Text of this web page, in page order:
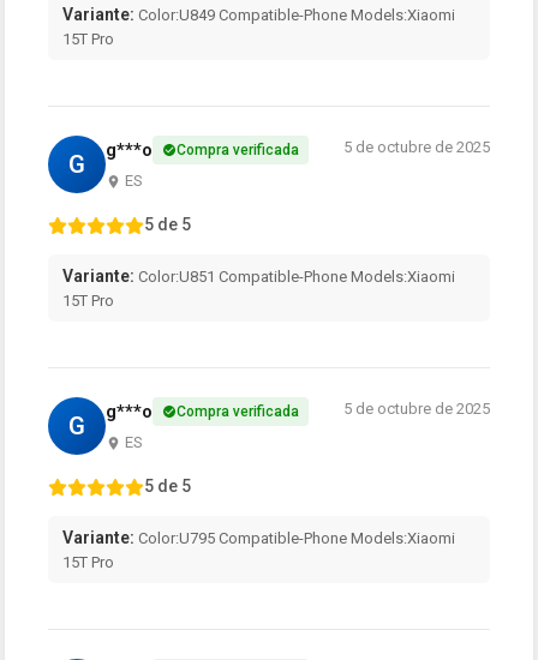
Variante: Color:U849 Compatible-Phone Models:Xiaomi
15T Pro
G g***o Compra verificada
ES
5 de octubre de 2025
5 de 5
Variante: Color:U851 Compatible-Phone Models:Xiaomi
15T Pro
G g***o Compra verificada
ES
5 de octubre de 2025
5 de 5
Variante: Color:U795 Compatible-Phone Models:Xiaomi
15T Pro